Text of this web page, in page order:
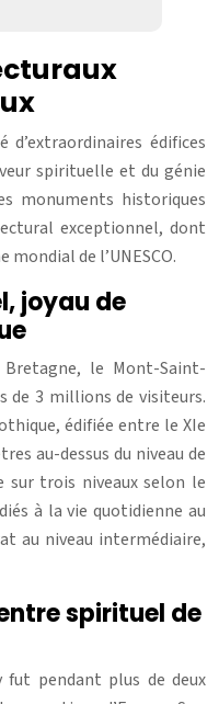
d’extraordinaires édifices
spirituelle et du génie
monuments historiques
exceptionnel, dont
de l’UNESCO.
joyau de
le Mont-Saint-
de 3 millions de visiteurs.
édifiée entre le XIe
au-dessus du niveau de
sur trois niveaux selon le
à la vie quotidienne au
au niveau intermédiaire,
spirituel de
fut pendant plus de deux